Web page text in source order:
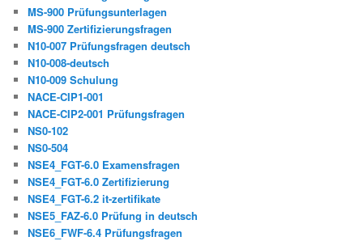
MS-900 Prüfungsunterlagen
MS-900 Zertifizierungsfragen
N10-007 Prüfungsfragen deutsch
N10-008-deutsch
N10-009 Schulung
NACE-CIP1-001
NACE-CIP2-001 Prüfungsfragen
NS0-102
NS0-504
NSE4_FGT-6.0 Examensfragen
NSE4_FGT-6.0 Zertifizierung
NSE4_FGT-6.2 it-zertifikate
NSE5_FAZ-6.0 Prüfung in deutsch
NSE6_FWF-6.4 Prüfungsfragen